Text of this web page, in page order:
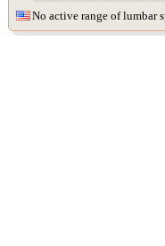
No active range of lumbar